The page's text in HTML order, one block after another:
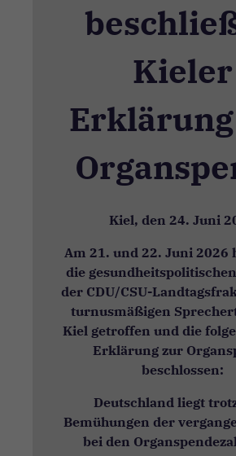
Kieler
Kiel, den 24. Juni
Am 21. und 22. Juni 2026
die
der CDU/CSU-
turnusmäßigen
Kiel getroffen und die
Erklärung zur
beschlossen:
Deutschland liegt
Bemühungen der
bei den